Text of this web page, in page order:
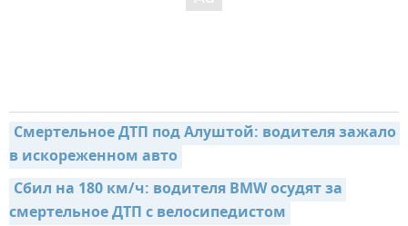
Смертельное ДТП под Алуштой: водителя зажало
в искореженном авто
Сбил на 180 км/ч: водителя BMW осудят за
смертельное ДТП с велосипедистом